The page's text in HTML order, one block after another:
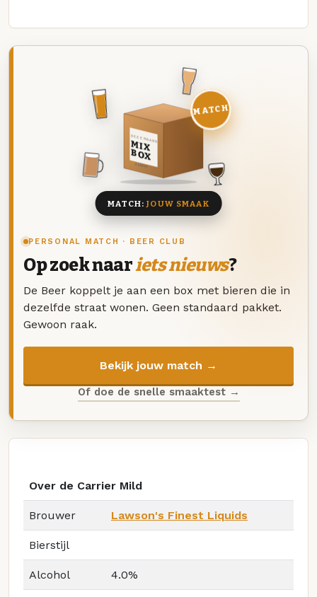
PERSONAL MATCH · BEER CLUB
Op zoek naariets nieuws?
De Beer koppelt je aan een box met bieren die in
dezelfde straat wonen. Geen standaard pakket.
Gewoon raak.
Bekijk jouw match →
Of doe de snelle smaaktest →
DEZE MAAND
MIX
BOX
8 BIEREN
MATCH
MATCH:JOUW SMAAK
Over de Carrier Mild
Brouwer Lawson's Finest Liquids
Bierstijl
Alcohol 4.0%